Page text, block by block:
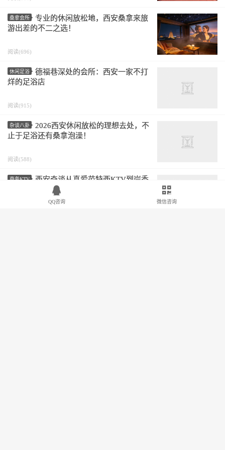
桑拿会所
专业的休闲放松地，西安桑拿来旅
游出差的不二之选！
阅读(696)
休闲足浴
德福巷深处的会所：西安一家不打
烊的足浴店
阅读(915)
杂谈八卦
2026西安休闲放松的理想去处，不
止于足浴还有桑拿泡澡！
阅读(588)
商务KTV
西安奇谈从真爱范特西KTV到岸香
SPA，一场桑拿遇到真实爱情邂逅！
QQ咨询 微信咨询